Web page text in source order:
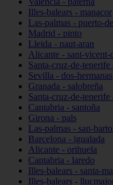
Illes-balears - manacor
Las-palmas - puerto-
Madrid - pinto
Lleida - naut-aran
Alicante - sant-vicent-
Santa-cruz-de-
Sevilla - dos-hermanas
Granada - salobreña
Santa-cruz-de-
Cantabria - santoña
Girona - pals
Las-palmas - san-
Barcelona - igualada
Alicante - orihuela
Cantabria - laredo
Illes-balears - santa-
Illes-balears -